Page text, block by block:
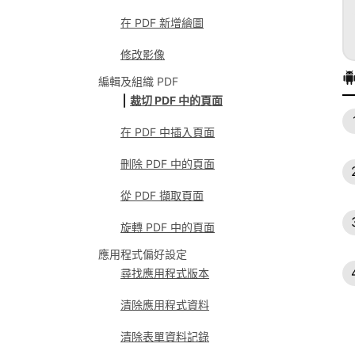
在 PDF 新增繪圖
修改影像
編輯及組織 PDF
裁切 PDF 中的頁面
在 PDF 中插入頁面
刪除 PDF 中的頁面
從 PDF 擷取頁面
旋轉 PDF 中的頁面
應用程式偏好設定
尋找應用程式版本
清除應用程式資料
清除表單資料記錄